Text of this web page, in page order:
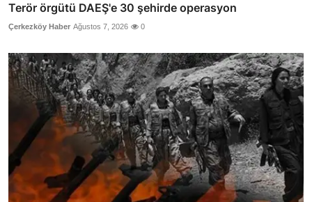
Terör örgütü DAEŞ'e 30 şehirde operasyon
Çerkezköy Haber Ağustos 7, 2026 0